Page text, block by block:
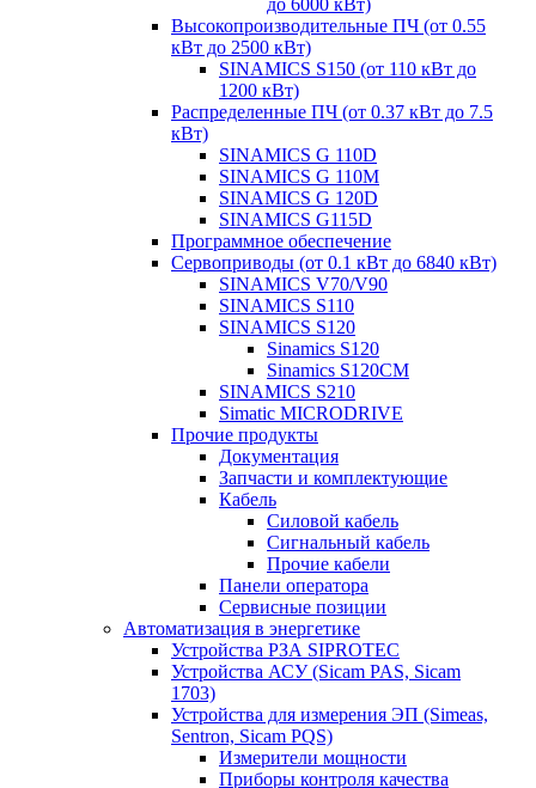
до 6000 кВт)
Высокопроизводительные ПЧ (от 0.55
кВт до 2500 кВт)
SINAMICS S150 (от 110 кВт до
1200 кВт)
Распределенные ПЧ (от 0.37 кВт до 7.5
кВт)
SINAMICS G 110D
SINAMICS G 110M
SINAMICS G 120D
SINAMICS G115D
Программное обеспечение
Сервоприводы (от 0.1 кВт до 6840 кВт)
SINAMICS V70/V90
SINAMICS S110
SINAMICS S120
Sinamics S120
Sinamics S120CM
SINAMICS S210
Simatic MICRODRIVE
Прочие продукты
Документация
Запчасти и комплектующие
Кабель
Силовой кабель
Сигнальный кабель
Прочие кабели
Панели оператора
Сервисные позиции
Автоматизация в энергетике
Устройства РЗА SIPROTEC
Устройства АСУ (Sicam PAS, Sicam
1703)
Устройства для измерения ЭП (Simeas,
Sentron, Sicam PQS)
Измерители мощности
Приборы контроля качества